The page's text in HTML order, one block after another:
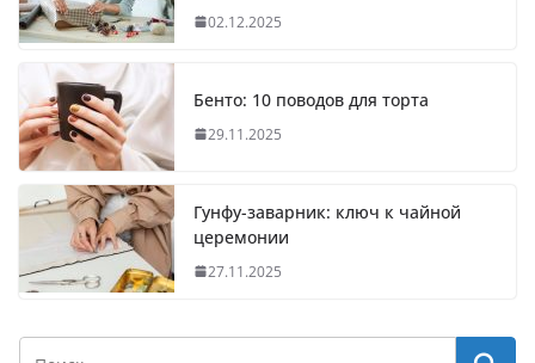
02.12.2025
Бенто: 10 поводов для торта
29.11.2025
Гунфу-заварник: ключ к чайной
церемонии
27.11.2025